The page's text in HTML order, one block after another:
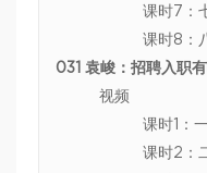
课时7：
课时8：
031 袁峻：招聘入职
视频
课时1：
课时2：